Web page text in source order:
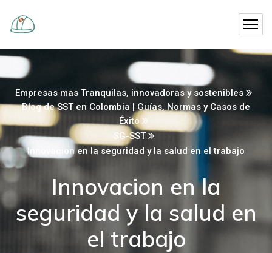
Empresas mas Tranquilas, innovadoras y sostenibles
Blog de SST en Colombia | Guías, Normas y Casos de
Éxito
SG-SST
Innovacion en la seguridad y la salud en el trabajo
Innovacion en la
seguridad y la salud en
el trabajo